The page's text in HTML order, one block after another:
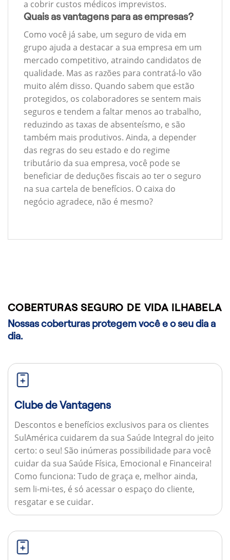
a cobrir custos médicos imprevistos.
Quais as vantagens para as empresas?
Como você já sabe, um seguro de vida em
grupo ajuda a destacar a sua empresa em um
mercado competitivo, atraindo candidatos de
qualidade. Mas as razões para contratá-lo vão
muito além disso. Quando sabem que estão
protegidos, os colaboradores se sentem mais
seguros e tendem a faltar menos ao trabalho,
reduzindo as taxas de absenteísmo, e são
também mais produtivos. Ainda, a depender
das regras do seu estado e do regime
tributário da sua empresa, você pode se
beneficiar de deduções fiscais ao ter o seguro
na sua cartela de benefícios. O caixa do
negócio agradece, não é mesmo?
COBERTURAS SEGURO DE VIDA ILHABELA
Nossas coberturas protegem você e o seu dia a
dia.
Clube de Vantagens
Descontos e benefícios exclusivos para os clientes
SulAmérica cuidarem da sua Saúde Integral do jeito
certo: o seu! São inúmeras possibilidade para você
cuidar da sua Saúde Física, Emocional e Financeira!
Como funciona: Tudo de graça e, melhor ainda,
sem li-mi-tes, é só acessar o espaço do cliente,
resgatar e se cuidar.